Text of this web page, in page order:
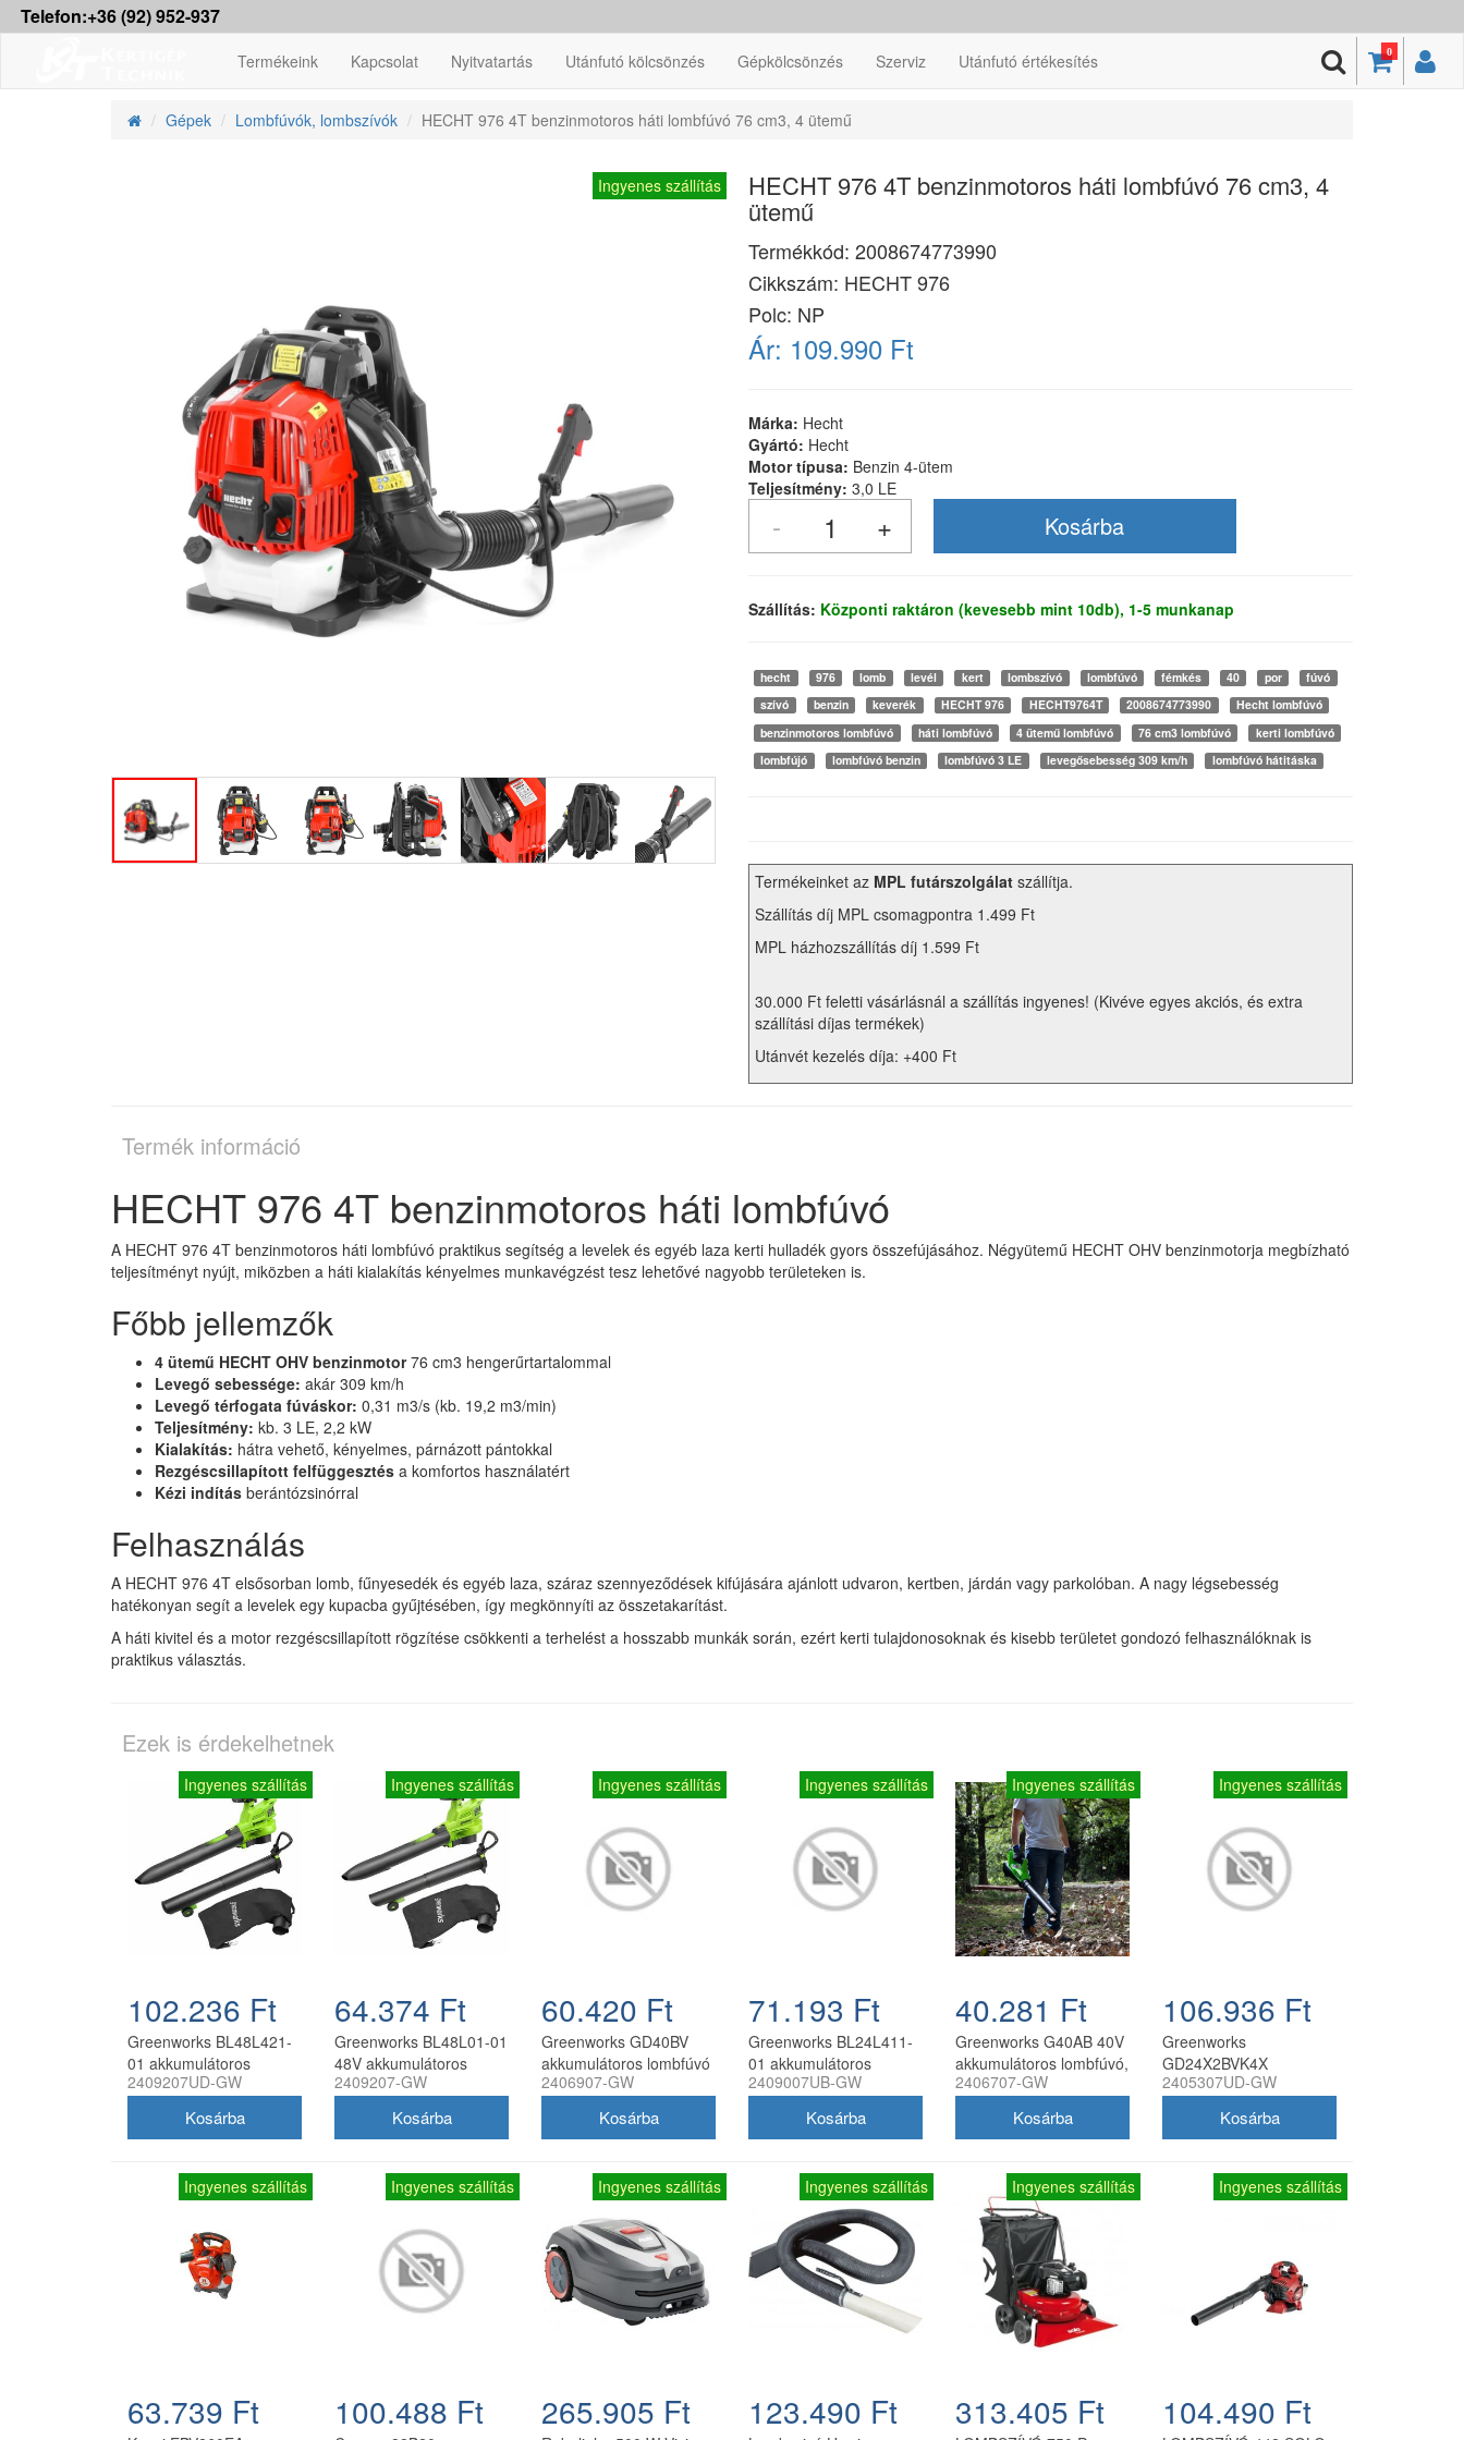
Telefon:+36 (92) 952-937
0
Termékeink Kapcsolat Nyitvatartás Utánfutó kölcsönzés Gépkölcsönzés Szerviz Utánfutó értékesítés
Gépek Lombfúvók, lombszívók HECHT 976 4T benzinmotoros háti lombfúvó 76 cm3, 4 ütemű
Ingyenes szállítás HECHT 976 4T benzinmotoros háti lombfúvó 76 cm3, 4
ütemű
Termékkód: 2008674773990
Cikkszám: HECHT 976
Polc: NP
Ár: 109.990 Ft
Márka: Hecht
Gyártó: Hecht
Motor típusa: Benzin 4-ütem
Teljesítmény: 3,0 LE
Szállítás: Központi raktáron (kevesebb mint 10db), 1-5 munkanap
hecht 976 lomb levél kert lombszívó lombfúvó fémkés 40 por
fúvó
szívó
benzin keverék HECHT 976 HECHT9764T 2008674773990
Hecht lombfúvó
benzinmotoros lombfúvó
háti lombfúvó 4 ütemű lombfúvó 76 cm3 lombfúvó
kerti lombfúvó
lombfújó
lombfúvó benzin lombfúvó 3 LE levegősebesség 309 km/h lombfúvó hátitáska
Termékeinket az MPL futárszolgálat szállítja.
Szállítás díj MPL csomagpontra 1.499 Ft
MPL házhozszállítás díj 1.599 Ft
30.000 Ft feletti vásárlásnál a szállítás ingyenes! (Kivéve egyes akciós, és extra
szállítási díjas termékek)
Utánvét kezelés díja: +400 Ft
Termék információ
HECHT 976 4T benzinmotoros háti lombfúvó
A HECHT 976 4T benzinmotoros háti lombfúvó praktikus segítség a levelek és egyéb laza kerti hulladék gyors összefújásához. Négyütemű HECHT OHV benzinmotorja megbízható
teljesítményt nyújt, miközben a háti kialakítás kényelmes munkavégzést tesz lehetővé nagyobb területeken is.
Főbb jellemzők
4 ütemű HECHT OHV benzinmotor76 cm3 hengerűrtartalommal
Levegő sebessége: akár 309 km/h
Levegő térfogata fúváskor: 0,31 m3/s (kb. 19,2 m3/min)
Teljesítmény: kb. 3 LE, 2,2 kW
Kialakítás: hátra vehető, kényelmes, párnázott pántokkal
Rezgéscsillapított felfüggesztés a komfortos használatért
Kézi indítás berántózsinórral
Felhasználás
A HECHT 976 4T elsősorban lomb, fűnyesedék és egyéb laza, száraz szennyeződések kifújására ajánlott udvaron, kertben, járdán vagy parkolóban. A nagy légsebesség
hatékonyan segít a levelek egy kupacba gyűjtésében, így megkönnyíti az összetakarítást.
A háti kivitel és a motor rezgéscsillapított rögzítése csökkenti a terhelést a hosszabb munkák során, ezért kerti tulajdonosoknak és kisebb területet gondozó felhasználóknak is
praktikus választás.
Ezek is érdekelhetnek
Ingyenes szállítás
102.236 Ft
Greenworks BL48L421-
01 akkumulátoros
lombfúvó-szívó 48V
és töltővel
2409207UD-GW
Ingyenes szállítás
64.374 Ft
Greenworks BL48L01-01
48V akkumulátoros
lombfúvó akku és töltő
2409207-GW
Ingyenes szállítás
60.420 Ft
Greenworks GD40BV
akkumulátoros lombfúvó
és lombszívó 40 V
2406907-GW
Ingyenes szállítás
71.193 Ft
Greenworks BL24L411-
01 akkumulátoros
lombfúvó 24 V 4,0 Ah
2409007UB-GW
Ingyenes szállítás
40.281 Ft
Greenworks G40AB 40V
akkumulátoros lombfúvó,
akkumulátor és töltő
2406707-GW
Ingyenes szállítás
106.936 Ft
Greenworks
GD24X2BVK4X
akkumulátoros lombfúvó
V 2 akkumulátorral és
2405307UD-GW
Ingyenes szállítás
63.739 Ft
Ingyenes szállítás
100.488 Ft
Ingyenes szállítás
265.905 Ft
Ingyenes szállítás
123.490 Ft
Ingyenes szállítás
313.405 Ft
Ingyenes szállítás
104.490 Ft